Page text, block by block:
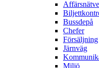
Bussdepå­
Chefer
Försäljning
Järnväg
Miljö­